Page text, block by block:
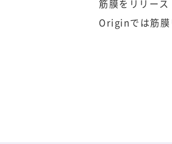
筋膜をリリース
Originでは筋膜